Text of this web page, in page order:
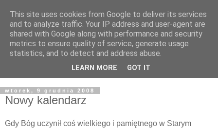
Żyjąc wiarą w REALNYM
świecie
Blog pastora Pawła Bartosika
wtorek, 9 grudnia 2008
Nowy kalendarz
Gdy Bóg uczynił coś wielkiego i pamiętnego w Starym
This site uses cookies from Google to deliver its services
and to analyze traffic. Your IP address and user-agent are
shared with Google along with performance and security
metrics to ensure quality of service, generate usage
statistics, and to detect and address abuse.
LEARN MORE GOT IT